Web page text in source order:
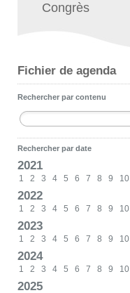
Congrès
Fichier de agenda
Rechercher par contenu
Rechercher par date
2021
1 2 3 4 5 6 7 8 9 10
2022
1 2 3 4 5 6 7 8 9 10
2023
1 2 3 4 5 6 7 8 9 10
2024
1 2 3 4 5 6 7 8 9 10
2025